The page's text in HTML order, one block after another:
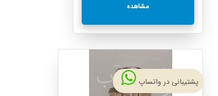
مشاهده
پشتیبانی در واتساپ